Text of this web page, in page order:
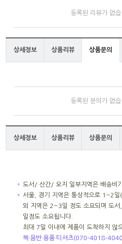
등록된 리뷰가 없습
상세정보 상품리뷰 상품문의
등록된 문의가 없습
상세정보 상품리뷰 상품문의
＊ 도서/ 산간/ 오지 일부지역은 배송비
＊ 서울, 경기 지역은 통상적으로 1~2
외 지역은 2~3일 정도 소요되며 도
일정도 소요됩니다.
최대 7일 이내에 제품이 도착하지 않
책·음반·용품·티셔츠(070-4018-